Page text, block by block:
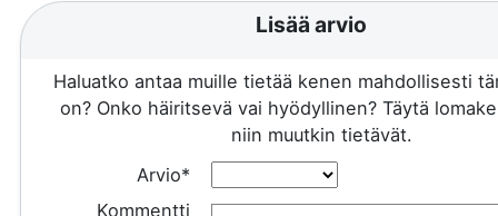
Lisää arvio
Haluatko antaa muille tietää kenen mahdollisesti
on? Onko häiritsevä vai hyödyllinen? Täytä
niin muutkin tietävät.
Arvio*
Kommentti